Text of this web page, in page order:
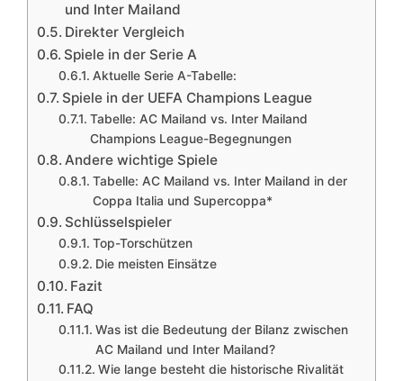
und Inter Mailand
Direkter Vergleich
Spiele in der Serie A
Aktuelle Serie A-Tabelle:
Spiele in der UEFA Champions League
Tabelle: AC Mailand vs. Inter Mailand
Champions League-Begegnungen
Andere wichtige Spiele
Tabelle: AC Mailand vs. Inter Mailand in der
Coppa Italia und Supercoppa*
Schlüsselspieler
Top-Torschützen
Die meisten Einsätze
Fazit
FAQ
Was ist die Bedeutung der Bilanz zwischen
AC Mailand und Inter Mailand?
Wie lange besteht die historische Rivalität